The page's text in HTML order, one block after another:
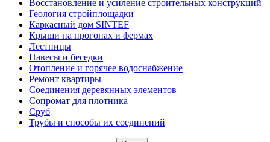
Восстановление и усиление строительных конструкций
Геология стройплощадки
Каркасный дом SINTEF
Крыши на прогонах и фермах
Лестницы
Навесы и беседки
Отопление и горячее водоснабжение
Ремонт квартиры
Соединения деревянных элементов
Сопромат для плотника
Сруб
Трубы и способы их соединений